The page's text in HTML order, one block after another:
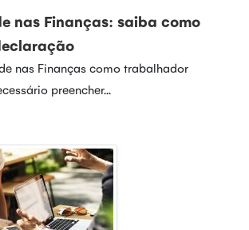
nas Finanças: saiba como
nas Finanças como trabalhador
preencher...